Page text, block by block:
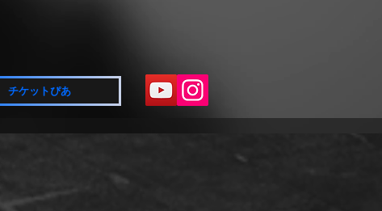
チケットぴあ